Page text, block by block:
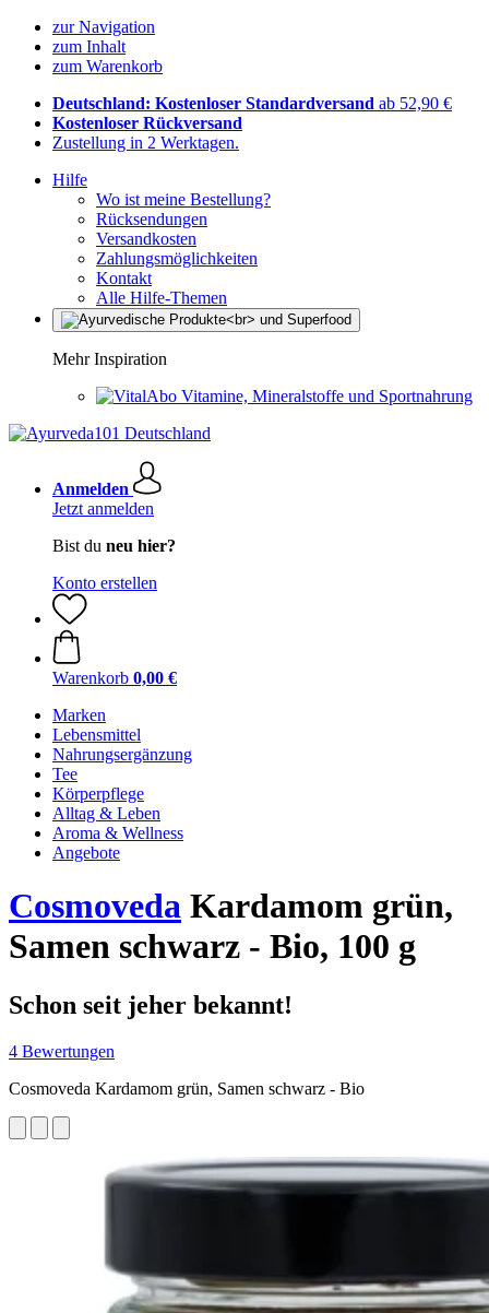
zur Navigation
zum Inhalt
zum Warenkorb
Deutschland: Kostenloser Standardversand ab 52,90 €
Kostenloser Rückversand
Zustellung in 2 Werktagen.
Hilfe
Wo ist meine Bestellung?
Rücksendungen
Versandkosten
Zahlungsmöglichkeiten
Kontakt
Alle Hilfe-Themen
Mehr Inspiration
Vitamine, Mineralstoffe und Sportnahrung
Anmelden
Jetzt anmelden
Bist du neu hier?
Konto erstellen
Warenkorb 0,00 €
Marken
Lebensmittel
Nahrungsergänzung
Tee
Körperpflege
Alltag & Leben
Aroma & Wellness
Angebote
Cosmoveda Kardamom grün,
Samen schwarz - Bio, 100 g
Schon seit jeher bekannt!
4 Bewertungen
Cosmoveda Kardamom grün, Samen schwarz - Bio